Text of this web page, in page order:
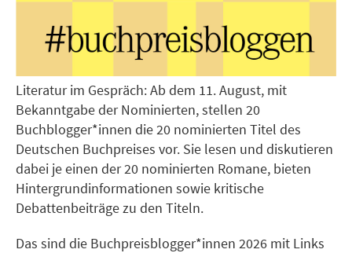
Literatur im Gespräch: Ab dem 11. August, mit
Bekanntgabe der Nominierten, stellen 20
Buchblogger*innen die 20 nominierten Titel des
Deutschen Buchpreises vor. Sie lesen und diskutieren
dabei je einen der 20 nominierten Romane, bieten
Hintergrundinformationen sowie kritische
Debattenbeiträge zu den Titeln.
Das sind die Buchpreisblogger*innen 2026 mit Links